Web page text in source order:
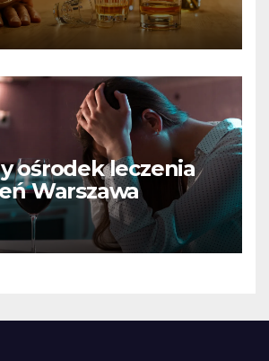
ośrodek leczenia
Warszawa